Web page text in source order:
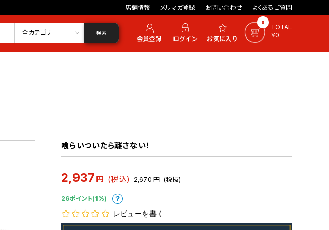
店舗情報 メルマガ登録 お問い合わせ よくあるご質問
0
TOTAL
￥0
全カテゴリ 検索
喰らいついたら離さない！
2,937 円 (税込) 2,670 円 (税抜)
26ポイント(1%)
レビューを書く